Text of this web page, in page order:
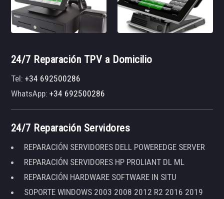
24/7 Reparación TPV a Domicilio
Tel:+34 692500286
WhatsApp:+34 692500286
24/7 Reparación Servidores
REPARACIÓN SERVIDORES DELL POWEREDGE SERVER
REPARACIÓN SERVIDORES HP PROLIANT DL ML
REPARACIÓN HARDWARE SOFTWARE IN SITU
SOPORTE WINDOWS 2003 2008 2012 R2 2016 2019